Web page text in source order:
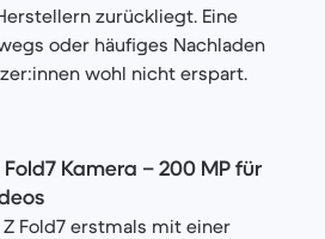
zurückliegt. Eine
oder häufiges Nachladen
wohl nicht erspart.
Kamera – 200 MP für
Fold7 erstmals mit einer